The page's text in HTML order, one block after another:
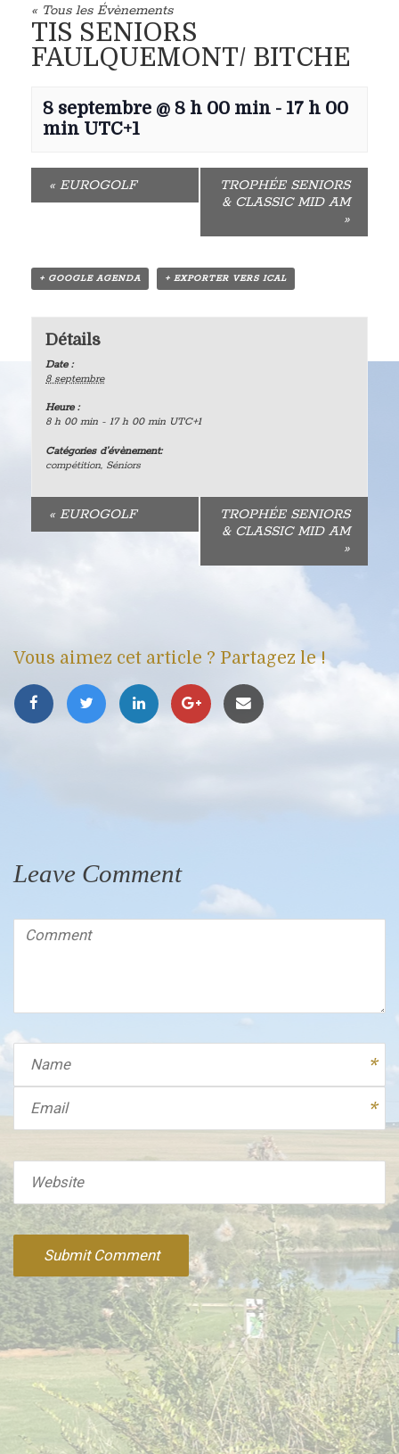
« Tous les Évènements
TIS SENIORS
FAULQUEMONT/ BITCHE
8 septembre @ 8 h 00 min - 17 h 00
min UTC+1
«EUROGOLF
TROPHÉE SENIORS
& CLASSIC MID AM
»
+ GOOGLE AGENDA + EXPORTER VERS ICAL
Détails
Date :
8 septembre
Heure :
8 h 00 min - 17 h 00 min UTC+1
Catégories d’évènement:
compétition, Séniors
«EUROGOLF
TROPHÉE SENIORS
& CLASSIC MID AM
»
Vous aimez cet article ? Partagez le !
Leave Comment
Comment
Website